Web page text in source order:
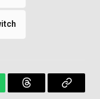
Threads Copy